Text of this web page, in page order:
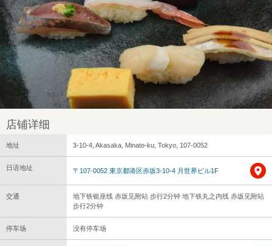
店铺详细
地址 3-10-4, Akasaka, Minato-ku, Tokyo, 107-0052
日语地址 〒107-0052 東京都港区赤坂3-10-4 月世界ビル1F
交通
地下铁银座线 赤坂见附站 步行2分钟 地下铁丸之内线 赤坂见附站
步行2分钟
停车场 没有停车场